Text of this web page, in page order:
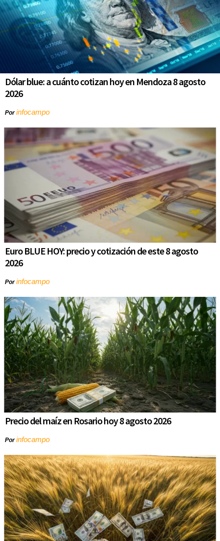
Dólar blue: a cuánto cotizan hoy en Mendoza 8 agosto
2026
Porinfocampo
Euro BLUE HOY: precio y cotización de este 8 agosto
2026
Porinfocampo
Precio del maíz en Rosario hoy 8 agosto 2026
Porinfocampo